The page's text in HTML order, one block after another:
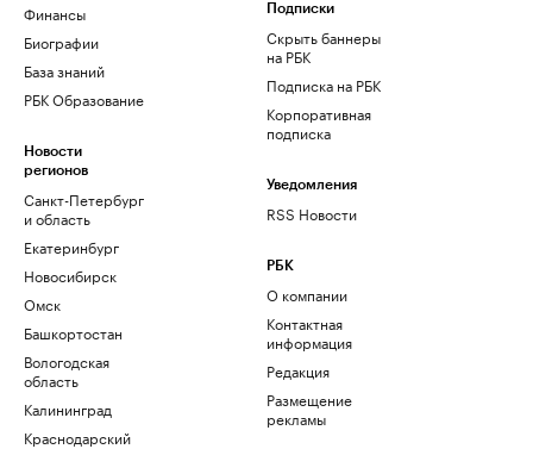
Финансы
Биографии
База знаний
РБК Образование
Новости
регионов
Санкт-Петербург
и область
Екатеринбург
Новосибирск
Омск
Башкортостан
Вологодская
область
Калининград
Краснодарский
Подписки
Скрыть баннеры
на РБК
Подписка на РБК
Корпоративная
подписка
Уведомления
RSS Новости
РБК
О компании
Контактная
информация
Редакция
Размещение
рекламы